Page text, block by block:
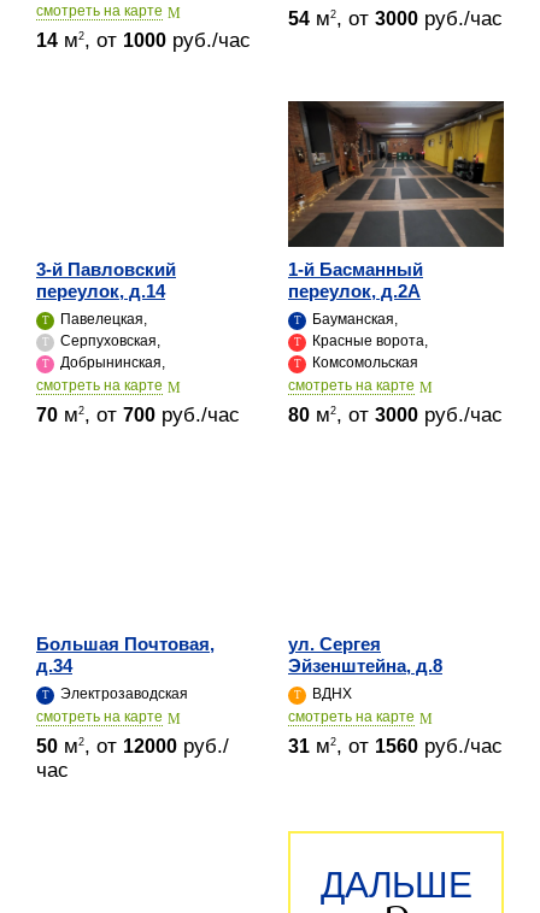
cмотреть на карте
14 м2, от 1000 руб./час
54 м2, от 3000 руб./час
3-й Павловский
переулок, д.14
Павелецкая,
Серпуховская,
Добрынинская,
cмотреть на карте
70 м2, от 700 руб./час
1-й Басманный
переулок, д.2А
Бауманская,
Красные ворота,
Комсомольская
cмотреть на карте
80 м2, от 3000 руб./час
Большая Почтовая,
д.34
Электрозаводская
cмотреть на карте
50 м2, от 12000 руб./
час
ул. Сергея
Эйзенштейна, д.8
ВДНХ
cмотреть на карте
31 м2, от 1560 руб./час
ДАЛЬШЕ